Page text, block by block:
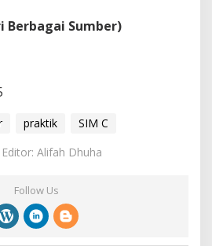
Berbagai Sumber)
praktik
SIM C
Editor: Alifah Dhuha
Follow Us